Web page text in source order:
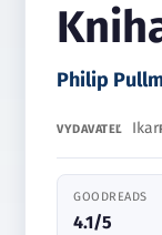
Philip
VYDAVATEĽ Ikar
GOODREADS
4.1/5